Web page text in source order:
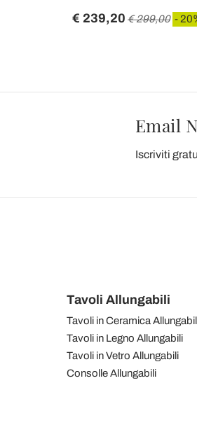
€ 239,20 € 299,00 -
Email
Iscriviti
Tavoli Allungabili
Tavoli in Ceramica
Tavoli in Legno Allungabili
Tavoli in Vetro Allungabili
Consolle Allungabili